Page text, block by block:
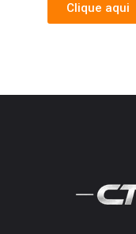
Clique aqui